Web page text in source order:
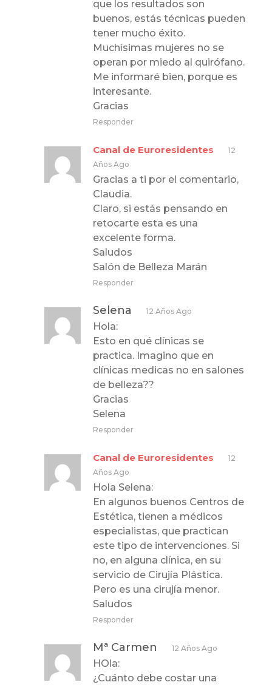
que los resultados son
buenos, estás técnicas pueden
tener mucho éxito.
Muchísimas mujeres no se
operan por miedo al quirófano.
Me informaré bien, porque es
interesante.
Gracias
Responder
Canal de Euroresidentes
12
Años Ago
Gracias a ti por el comentario,
Claudia.
Claro, si estás pensando en
retocarte esta es una
excelente forma.
Saludos
Salón de Belleza Marán
Responder
Selena 12 Años Ago
Hola:
Esto en qué clínicas se
practica. Imagino que en
clínicas medicas no en salones
de belleza??
Gracias
Selena
Responder
Canal de Euroresidentes
12
Años Ago
Hola Selena:
En algunos buenos Centros de
Estética, tienen a médicos
especialistas, que practican
este tipo de intervenciones. Si
no, en alguna clínica, en su
servicio de Cirujía Plástica.
Pero es una cirujía menor.
Saludos
Responder
Mª Carmen 12 Años Ago
HOla:
¿Cuánto debe costar una